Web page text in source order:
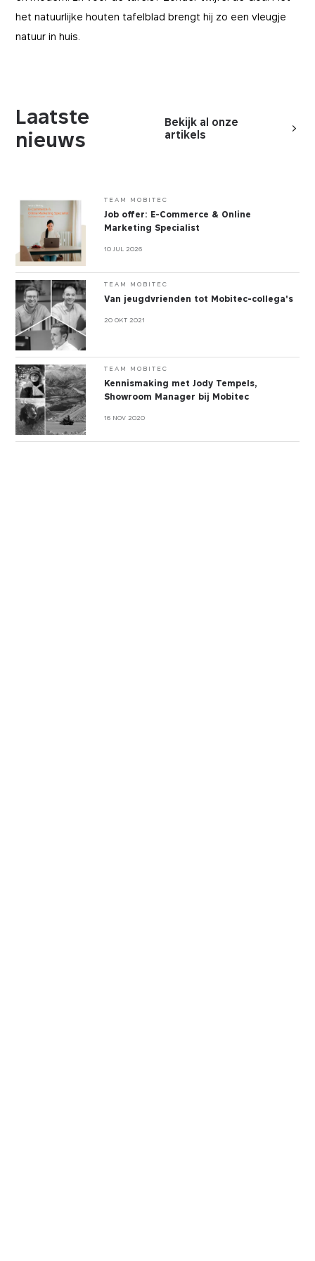
het natuurlijke houten tafelblad brengt hij zo een vleugje
natuur in huis.
Laatste
nieuws
Bekijk al onze
artikels
TEAM MOBITEC
Job offer: E-Commerce & Online
Marketing Specialist
10 JUL 2026
TEAM MOBITEC
Van jeugdvrienden tot Mobitec-collega's
20 OKT 2021
TEAM MOBITEC
Kennismaking met Jody Tempels,
Showroom Manager bij Mobitec
16 NOV 2020
12 maanden mobitec.be